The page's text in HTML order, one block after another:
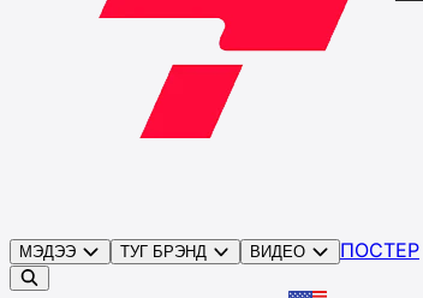
МЭДЭЭ ТУГ БРЭНД ВИДЕО ПОСТЕР